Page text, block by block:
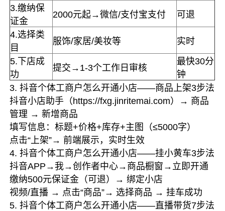
3.缴纳保
证金
2000元起→微信/支付宝支付
可退
4.选择类
目
服饰/家居/美妆等
实时
5.下店成
功
提交→1-3个工作日审核
最快30分
钟
3. 抖音个体工商户怎么开通小店——商品上架3步法
抖音小店助手（https://fxg.jinritemai.com）→ 商品
管理 → 新增商品
填写信息：标题+价格+库存+主图（≤5000字）
点击“上架”→ 前端展示，实时生效
4. 抖音个体工商户怎么开通小店——挂小黄车3步法
抖音APP→我→创作者中心→商品橱窗→立即开通
缴纳500元保证金（可退）→ 绑定小店
视频/直播 → 点击“商品”→ 选择商品 → 挂车成功
5. 抖音个体工商户怎么开通小店——直播带货7步法